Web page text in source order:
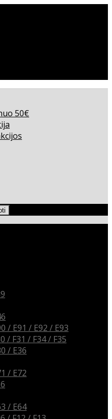
50€
/ E91 / E92 / E93
/ F31 / F34 / F35
/ E36
/ E72
/ E64